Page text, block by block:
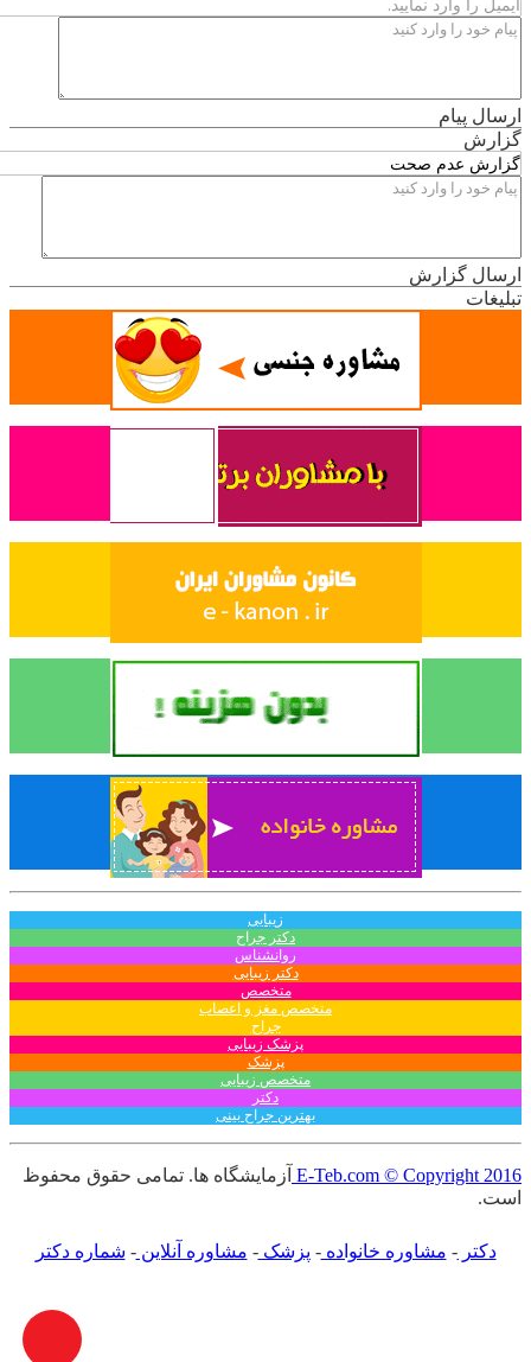
ارسال پیام
گزارش
ارسال گزارش
تبلیغات
زیبایی
دکتر جراح
روانشناس
دکتر زیبایی
متخصص
متخصص مغز و اعصاب
جراح
پزشک زیبایی
پزشک
متخصص زیبایی
دکتر
بهترین جراح بینی
E-Teb.com © Copyright 2016 آزمایشگاه ها. تمامی حقوق محفوظ
است.
دکتر -مشاوره خانواده-پزشک-مشاوره آنلاین-شماره دکتر